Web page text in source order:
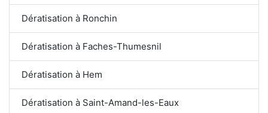
Dératisation à Ronchin
Dératisation à Faches-Thumesnil
Dératisation à Hem
Dératisation à Saint-Amand-les-Eaux